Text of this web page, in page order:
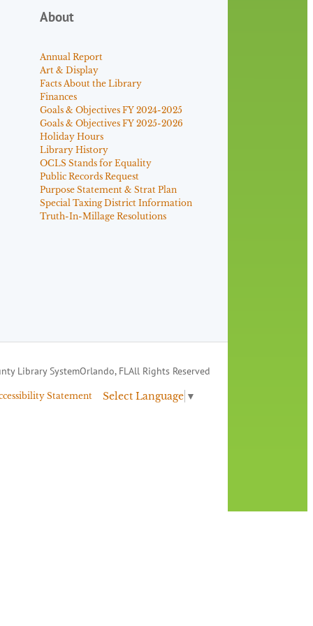
About
Annual Report
Art & Display
Facts About the Library
Finances
Goals & Objectives FY 2024-2025
Goals & Objectives FY 2025-2026
Holiday Hours
Library History
OCLS Stands for Equality
Public Records Request
Purpose Statement & Strat Plan
Special Taxing District Information
Truth-In-Millage Resolutions
Library SystemOrlando, FL All Rights Reserved
Statement Select Language ▼